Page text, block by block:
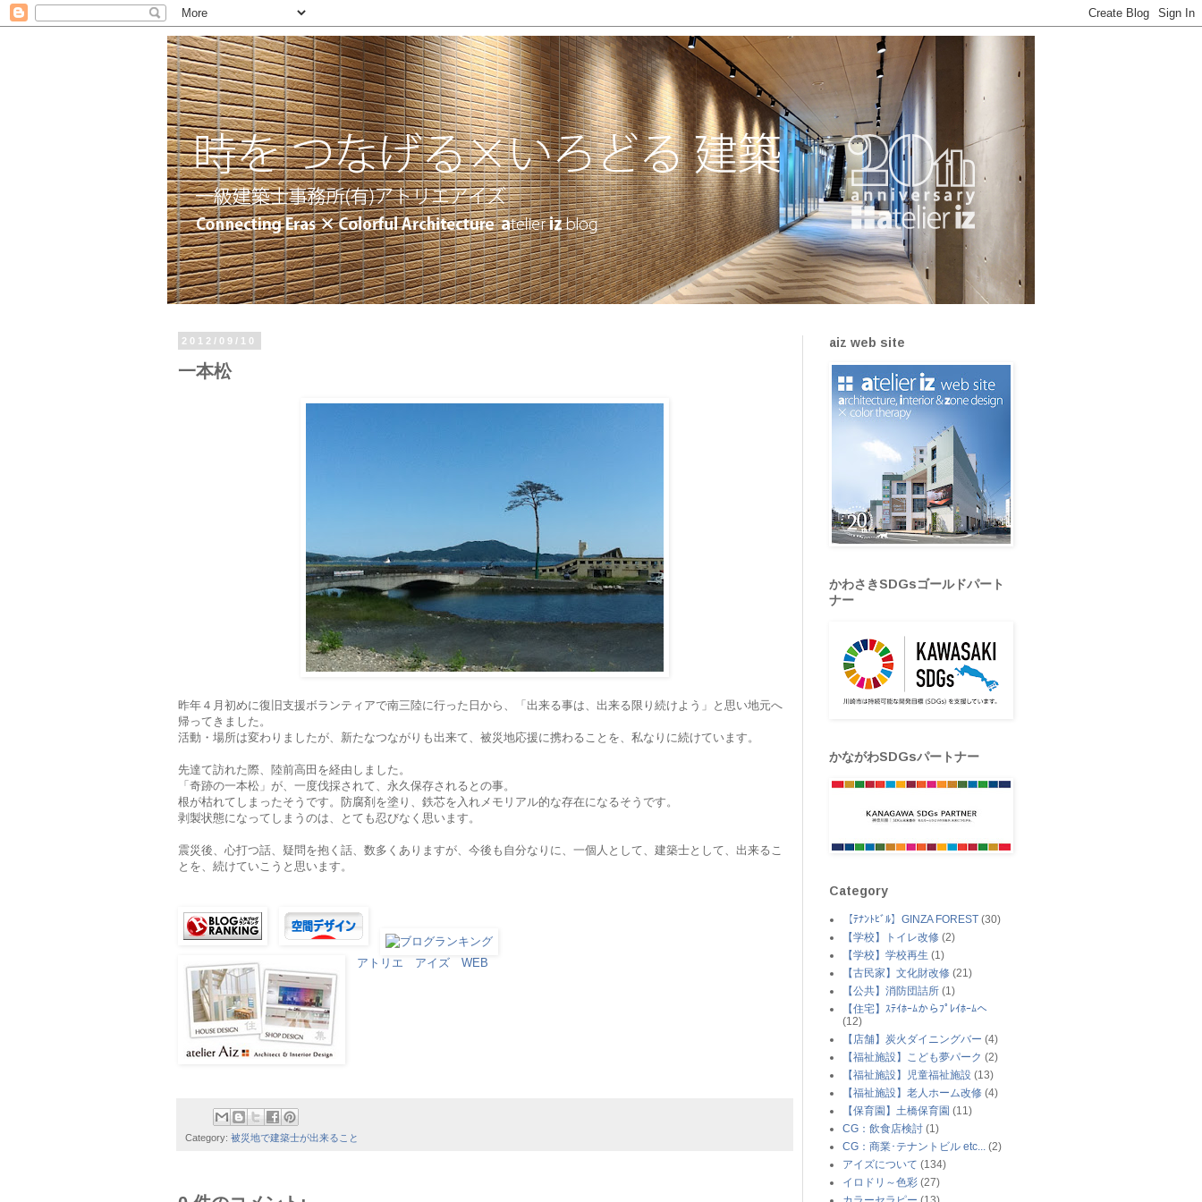
2012/09/10
一本松
昨年４月初めに復旧支援ボランティアで南三陸に行った日から、「出来る事は、出来る限り続けよう」と思い地元へ
帰ってきました。
活動・場所は変わりましたが、新たなつながりも出来て、被災地応援に携わることを、私なりに続けています。
先達て訪れた際、陸前高田を経由しました。
「奇跡の一本松」が、一度伐採されて、永久保存されるとの事。
根が枯れてしまったそうです。防腐剤を塗り、鉄芯を入れメモリアル的な存在になるそうです。
剥製状態になってしまうのは、とても忍びなく思います。
震災後、心打つ話、疑問を抱く話、数多くありますが、今後も自分なりに、一個人として、建築士として、出来るこ
とを、続けていこうと思います。
アトリエ アイズ WEB
Category: 被災地で建築士が出来ること
aiz web site
かわさきSDGsゴールドパート
ナー
かながわSDGsパートナー
Category
【ﾃﾅﾝﾄﾋﾞﾙ】GINZA FOREST (30)
【学校】トイレ改修 (2)
【学校】学校再生 (1)
【古民家】文化財改修 (21)
【公共】消防団詰所 (1)
【住宅】ｽﾃｲﾎｰﾑからﾌﾟﾚｲﾎｰﾑへ
(12)
【店舗】炭火ダイニングバー (4)
【福祉施設】こども夢パーク (2)
【福祉施設】児童福祉施設 (13)
【福祉施設】老人ホーム改修 (4)
【保育園】土橋保育園 (11)
CG：飲食店検討 (1)
CG：商業･テナントビル etc... (2)
アイズについて (134)
イロドリ～色彩 (27)